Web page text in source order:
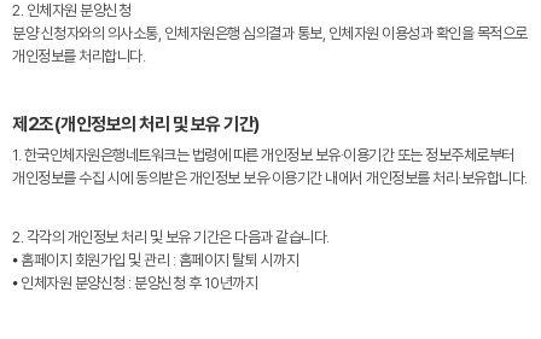
2. 인체자원 분양신청
분양 신청자와의 의사소통, 인체자원은행 심의결과 통보, 인체자원 이용성과 확인을 목적으로
개인정보를 처리합니다.
제2조(개인정보의 처리 및 보유 기간)
1. 한국인체자원은행네트워크는 법령에 따른 개인정보 보유·이용기간 또는 정보주체로부터
개인정보를 수집 시에 동의받은 개인정보 보유·이용기간 내에서 개인정보를 처리·보유합니다.
2. 각각의 개인정보 처리 및 보유 기간은 다음과 같습니다.
⦁ 홈페이지 회원가입 및 관리 : 홈페이지 탈퇴 시까지
⦁ 인체자원 분양신청 : 분양신청 후 10년까지